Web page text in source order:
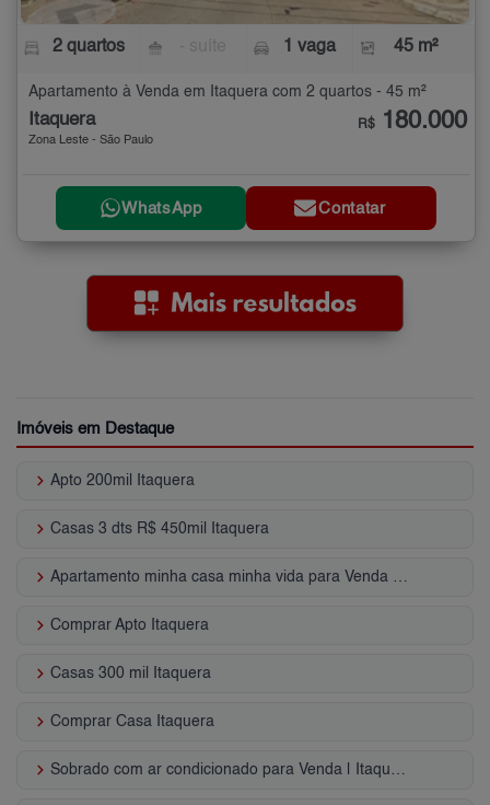
2 quartos 1 vaga 45 m²
Apartamento à Venda em Itaquera com 2 quartos - 45 m²
Itaquera
Zona Leste - São Paulo
R$ 180.000
WhatsApp Contatar
Imóveis em Destaque
keyboard_arrow_right Apto 200mil Itaquera
keyboard_arrow_right Casas 3 dts R$ 450mil Itaquera
keyboard_arrow_right Apartamento minha casa minha vida para Venda | Itaquera
keyboard_arrow_right Comprar Apto Itaquera
keyboard_arrow_right Casas 300 mil Itaquera
keyboard_arrow_right Comprar Casa Itaquera
keyboard_arrow_right Sobrado com ar condicionado para Venda | Itaquera